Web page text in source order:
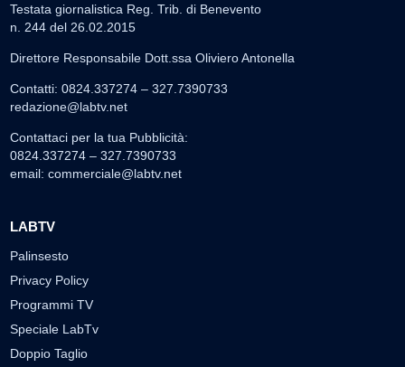
Testata giornalistica Reg. Trib. di Benevento
n. 244 del 26.02.2015
Direttore Responsabile Dott.ssa Oliviero Antonella
Contatti: 0824.337274 – 327.7390733
redazione@labtv.net
Contattaci per la tua Pubblicità:
0824.337274 – 327.7390733
email: commerciale@labtv.net
LABTV
Palinsesto
Privacy Policy
Programmi TV
Speciale LabTv
Doppio Taglio